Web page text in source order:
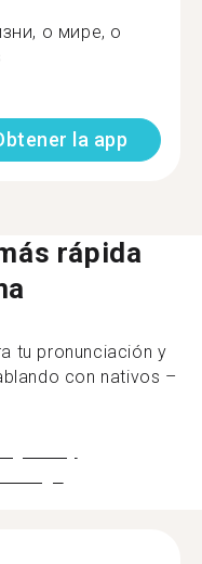
о мире, о
la app
rápida
tu pronunciación y
con nativos –